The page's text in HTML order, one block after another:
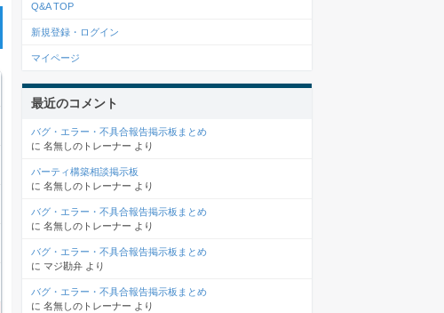
Q&A TOP
新規登録・ログイン
マイページ
最近のコメント
バグ・エラー・不具合報告掲示板まとめ
に 名無しのトレーナー より
パーティ構築相談掲示板
に 名無しのトレーナー より
バグ・エラー・不具合報告掲示板まとめ
に 名無しのトレーナー より
バグ・エラー・不具合報告掲示板まとめ
に マジ勘弁 より
バグ・エラー・不具合報告掲示板まとめ
に 名無しのトレーナー より